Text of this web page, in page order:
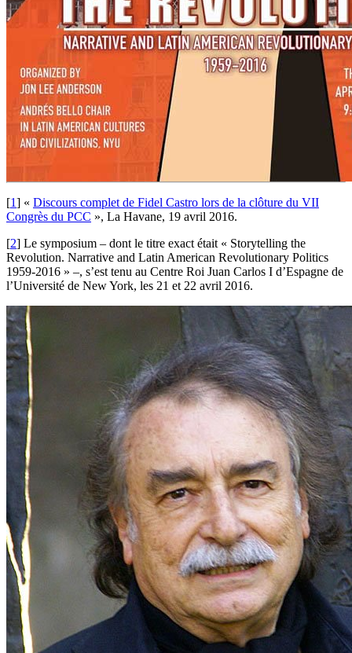
[1] « Discours complet de Fidel Castro lors de la clôture du VII
Congrès du PCC », La Havane, 19 avril 2016.
[2] Le symposium – dont le titre exact était « Storytelling the
Revolution. Narrative and Latin American Revolutionary Politics
1959-2016 » –, s’est tenu au Centre Roi Juan Carlos I d’Espagne de
l’Université de New York, les 21 et 22 avril 2016.